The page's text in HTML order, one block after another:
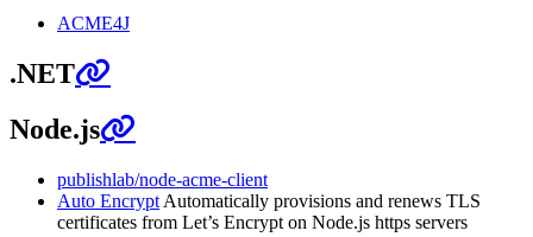
ACME4J
.NET
Node.js
publishlab/node-acme-client
Auto Encrypt Automatically provisions and renews TLS
certificates from Let’s Encrypt on Node.js https servers